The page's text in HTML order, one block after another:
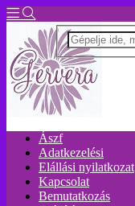
Ászf
Adatkezelési
Elállási nyilatkozat
Kapcsolat
Bemutatkozás